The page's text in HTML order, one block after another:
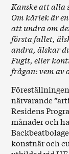
Kanske att alla
Om kärlek är
att undra om
första fallet,
andra, älskar
Fugit, eller
frågan: vem av
närvarande
Residens
månader och
konstnär och